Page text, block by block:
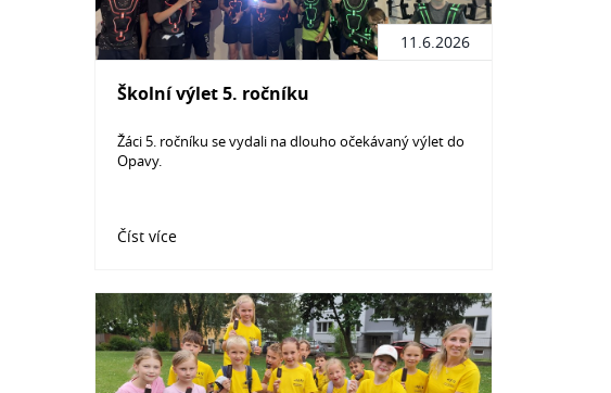
11.6.2026
Školní výlet 5. ročníku
Žáci 5. ročníku se vydali na dlouho očekávaný výlet do
Opavy.
Číst více